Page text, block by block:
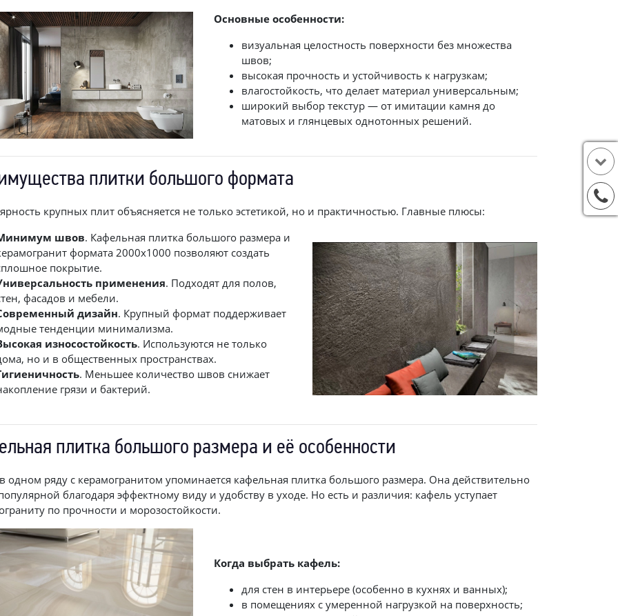
Основные особенности:
визуальная целостность поверхности без множества
швов;
высокая прочность и устойчивость к нагрузкам;
влагостойкость, что делает материал универсальным;
широкий выбор текстур — от имитации камня до
матовых и глянцевых однотонных решений.
плитки большого формата
крупных плит объясняется не только эстетикой, но и практичностью. Главные плюсы:
швов. Кафельная плитка большого размера и
формата 2000х1000 позволяют создать
покрытие.
применения. Подходят для полов,
фасадов и мебели.
дизайн. Крупный формат поддерживает
тенденции минимализма.
износостойкость. Используются не только
но и в общественных пространствах.
. Меньшее количество швов снижает
грязи и бактерий.
плитка большого размера и её особенности
одном ряду с керамогранитом упоминается кафельная плитка большого размера. Она действительно
благодаря эффектному виду и удобству в уходе. Но есть и различия: кафель уступает
по прочности и морозостойкости.
Когда выбрать кафель:
для стен в интерьере (особенно в кухнях и ванных);
в помещениях с умеренной нагрузкой на поверхность;